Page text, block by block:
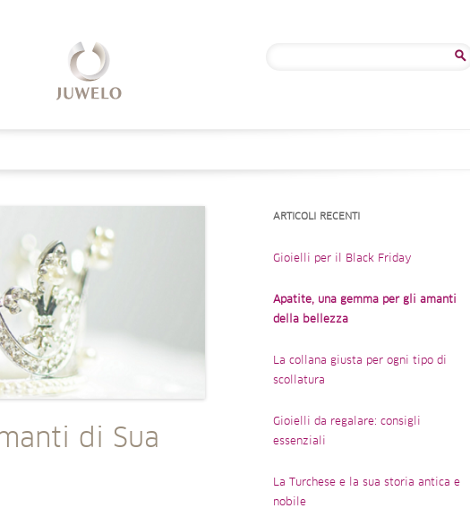
di Sua
ARTICOLI RECENTI
Gioielli per il Black Friday
Apatite, una gemma per gli amanti
della bellezza
La collana giusta per ogni tipo di
scollatura
Gioielli da regalare: consigli
essenziali
La Turchese e la sua storia antica e
nobile